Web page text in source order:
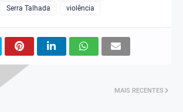
Serra Talhada violência
MAIS RECENTES